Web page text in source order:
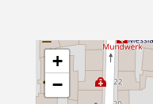
+
−